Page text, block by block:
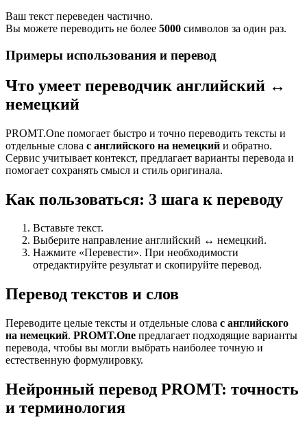
Ваш текст переведен частично.
Вы можете переводить не более 5000 символов за один раз.
Примеры использования и перевод
Что умеет переводчик английский ↔
немецкий
PROMT.One помогает быстро и точно переводить тексты и
отдельные слова с английского на немецкий и обратно.
Сервис учитывает контекст, предлагает варианты перевода и
помогает сохранять смысл и стиль оригинала.
Как пользоваться: 3 шага к переводу
Вставьте текст.
Выберите направление английский ↔ немецкий.
Нажмите «Перевести». При необходимости
отредактируйте результат и скопируйте перевод.
Перевод текстов и слов
Переводите целые тексты и отдельные слова с английского
на немецкий. PROMT.One предлагает подходящие варианты
перевода, чтобы вы могли выбрать наиболее точную и
естественную формулировку.
Нейронный перевод PROMT: точность
и терминология